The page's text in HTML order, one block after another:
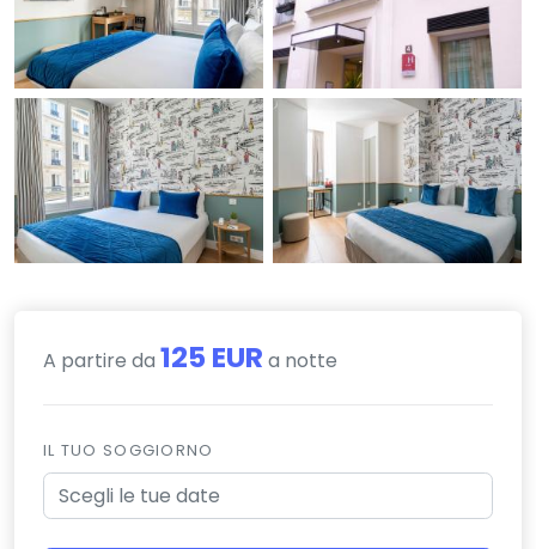
A partire da 125 EUR a notte
IL TUO SOGGIORNO